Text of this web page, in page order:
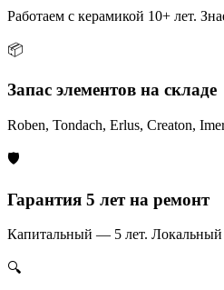
Работаем с керамикой 10+ лет.
📦
Запас элементов на складе
Roben, Tondach, Erlus, Creaton,
🛡️
Гарантия 5 лет на ремонт
Капитальный — 5 лет.
🔍